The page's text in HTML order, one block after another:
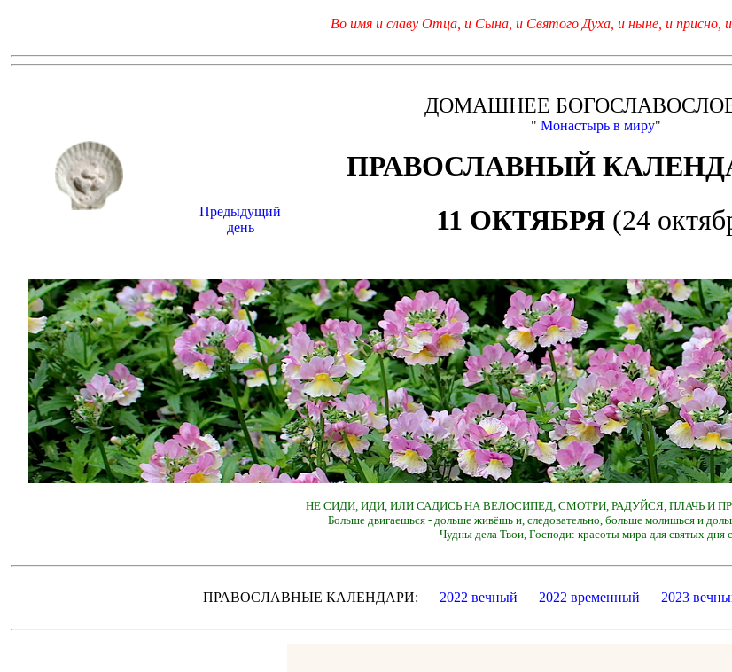
Во имя и славу Отца, и Сына, и Святого Духа, и ныне, и присно, и
ДОМАШНЕЕ
" Монастырь в миру"
ПРАВОСЛАВНЫЙ
Предыдущий
день
11 ОКТЯБРЯ(24
НЕ СИДИ, ИДИ, ИЛИ САДИСЬ НА ВЕЛОСИПЕД, СМОТРИ, РАДУЙСЯ, ПЛАЧЬ И
Больше двигаешься - дольше живёшь и, следовательно, больше молишься и
Чудны дела Твои, Господи: красоты мира для святых дня
ПРАВОСЛАВНЫЕ КАЛЕНДАРИ: 2022 вечный 2022 временный 2023